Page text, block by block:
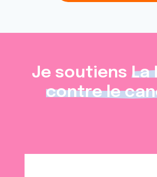
Je soutiens La
contre le